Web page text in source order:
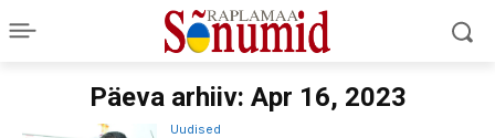
Päeva arhiiv: Apr 16, 2023
Uudised